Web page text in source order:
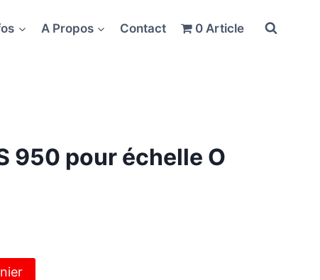
A Propos Contact 0 Article
950 pour échelle O